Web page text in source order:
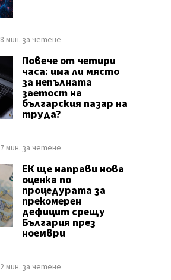
8 мин. за четене
Повече от четири
часа: има ли място
за непълната
заетост на
българския пазар на
труда?
7 мин. за четене
ЕК ще направи нова
оценка по
процедурата за
прекомерен
дефицит срещу
България през
ноември
2 мин. за четене